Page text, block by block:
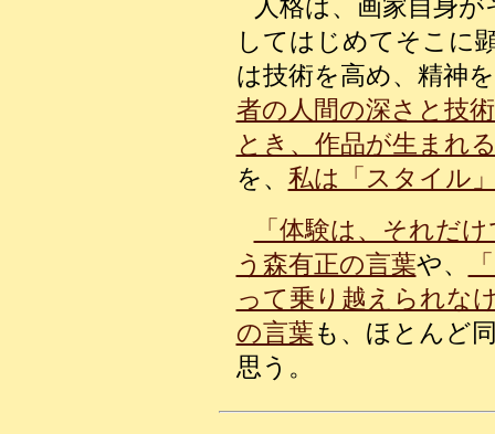
人格は、画家自身
してはじめてそこに
は技術を高め、精神
者の人間の深さと技
とき、作品が生まれ
を、 私は「スタイル
「体験は、それだ
う森有正の言葉や、
って乗り越えられな
の言葉も、ほとんど
思う。